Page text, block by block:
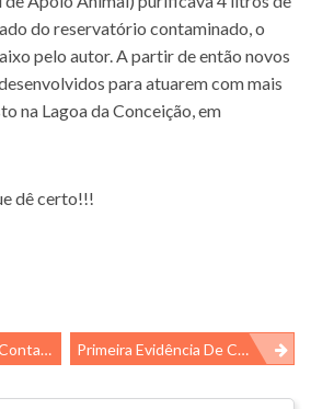
do reservatório contaminado, o
pelo autor. A partir de então novos
para atuarem com mais
na Lagoa da Conceição, em
dê certo!!!
Primeira Evidência De Contaminação Microplástica Em Peixes Da Antártida (Actinopterygii, Perciformes)